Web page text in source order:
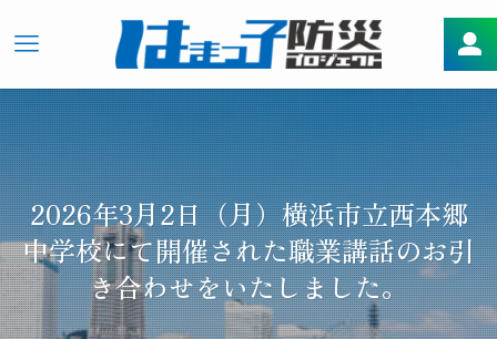
2026年3月2日（月）横浜市立西本郷
中学校にて開催された職業講話のお引
き合わせをいたしました。